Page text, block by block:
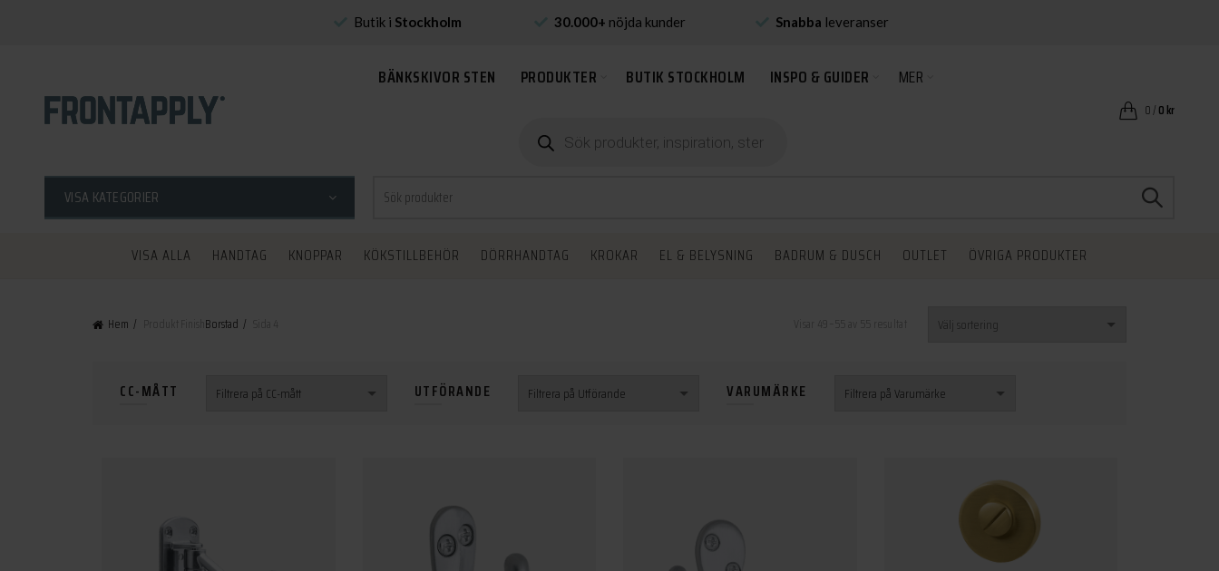
BÄNKSKIVOR STEN PRODUKTER BUTIK STOCKHOLM INSPO & GUIDER MER
0/0kr
VISA KATEGORIER
efter:
VISA ALLA HANDTAG KNOPPAR KÖKSTILLBEHÖR DÖRRHANDTAG KROKAR EL & BELYSNING BADRUM & DUSCH OUTLET ÖVRIGA PRODUKTER
Hem Borstad
CC-MÅTT UTFÖRANDE VARUMÄRKE
Butik i Stockholm 30.000+ nöjda kunder Snabba leveranser